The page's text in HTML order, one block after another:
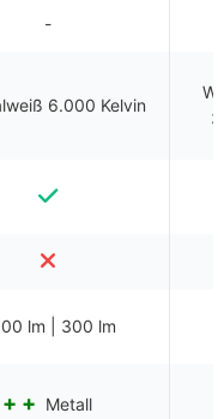
-
6.000 Kelvin
lm | 300 lm
Metall